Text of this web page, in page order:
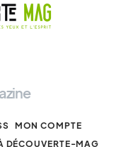
MON COMPTE
DÉCOUVERTE-MAG